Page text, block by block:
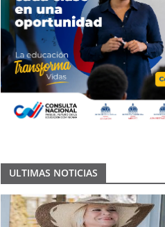
ULTIMAS NOTICIAS